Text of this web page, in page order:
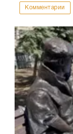
Комментарии